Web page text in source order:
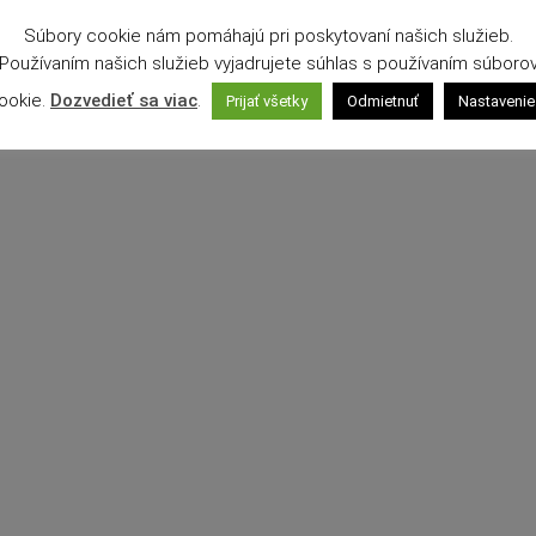
Súbory cookie nám pomáhajú pri poskytovaní našich služieb.
našich služieb vyjadrujete súhlas s používaním
Dozvedieť sa viac. Prijať všetky Odmietnuť Nastavenie